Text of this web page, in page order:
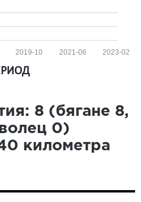
2023-02
2021-06
2019-10
8(бягане 8,
0)
километра